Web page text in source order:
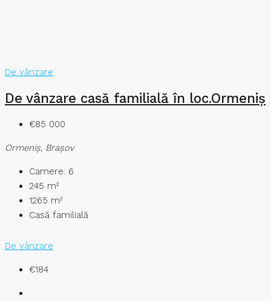
De vânzare
De vânzare casă familială în loc.Ormeniș
€85 000
Ormeniş, Brașov
Camere: 6
245 m²
1265 m²
Casă familială
De vânzare
€184